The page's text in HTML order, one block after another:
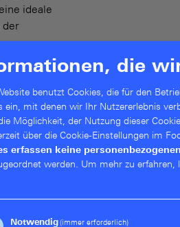
ideale
der
(100
die
benutzt Cookies, die für den
ein, mit denen wir Ihr Nutzererlebnis
Möglichkeit, der Nutzung dieser
über die Cookie-Einstellungen im
erfassen keine
werden. Um mehr zu erfahren,
Notwendig (immer erforderlich)